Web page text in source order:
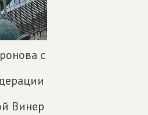
с
Винер